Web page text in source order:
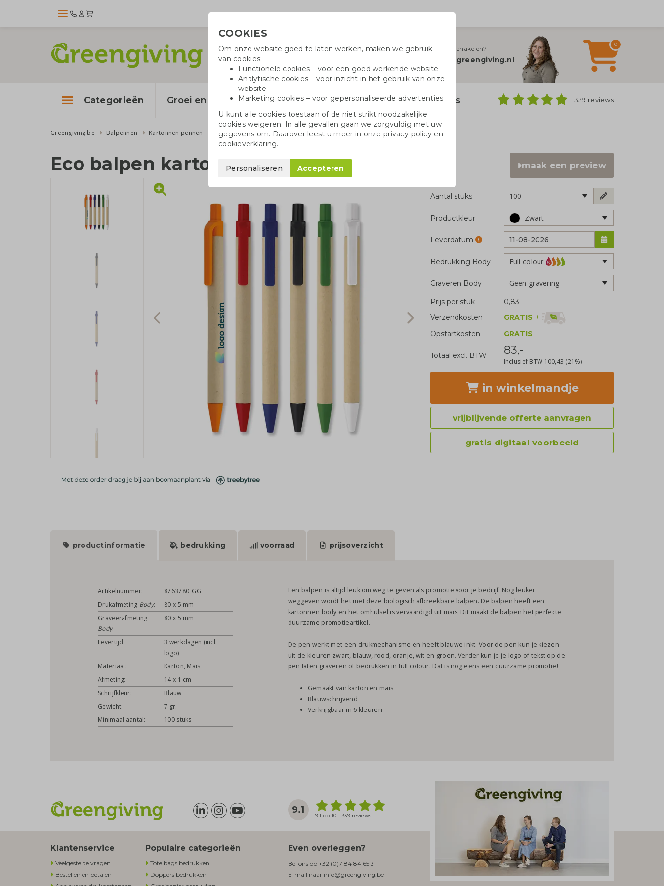
Hulplijn inschakelen?
info@greengiving.nl
0
Categorieën Groei en bloei Drinkflessen Balpennen Tote bags 339 reviews
Greengiving.be Balpennen Kartonnen pennen Eco balpen karton
Eco balpen karton maak een preview
Aantal stuks 100
Productkleur Zwart
Leverdatum
Bedrukking Body Full colour
Graveren Body Geen gravering
Prijs per stuk
0,83
Verzendkosten
GRATIS +
Opstartkosten
GRATIS
Totaal excl. BTW 83,-
Inclusief BTW 100,43 (21%)
in winkelmandje
vrijblijvende offerte aanvragen
gratis digitaal voorbeeld
productinformatie bedrukking voorraad prijsoverzicht
Artikelnummer:
8763780_GG
Drukafmeting Body:
80 x 5 mm
Graveerafmeting
Body:
80 x 5 mm
Levertijd:
3 werkdagen (incl.
logo)
Materiaal:
Karton, Maïs
Afmeting:
14 x 1 cm
Schrijfkleur:
Blauw
Gewicht:
7 gr.
Minimaal aantal:
100 stuks
Een balpen is altijd leuk om weg te geven als promotie voor je bedrijf. Nog leuker
weggeven wordt het met deze biologisch afbreekbare balpen. De balpen heeft een
kartonnen body en het omhulsel is vervaardigd uit maïs. Dit maakt de balpen het perfecte
duurzame promotieartikel.
De pen werkt met een drukmechanisme en heeft blauwe inkt. Voor de pen kun je kiezen
uit de kleuren zwart, blauw, rood, oranje, wit en groen. Verder kun je je logo of tekst op de
pen laten graveren of bedrukken in full colour. Dat is nog eens een duurzame promotie!
Gemaakt van karton en maïs
Blauwschrijvend
Verkrijgbaar in 6 kleuren
9.1
9.1 op 10 - 339 reviews
Klantenservice
Veelgestelde vragen
Bestellen en betalen
Populaire categorieën
Tote bags bedrukken
Doppers bedrukken
Even overleggen?
Bel ons op +32 (0)7 84 84 65 3
E-mail naar info@greengiving.be
COOKIES
Om onze website goed te laten werken, maken we gebruik
van cookies:
Functionele cookies – voor een goed werkende website
Analytische cookies – voor inzicht in het gebruik van onze
website
Marketing cookies – voor gepersonaliseerde advertenties
U kunt alle cookies toestaan of de niet strikt noodzakelijke
cookies weigeren. In alle gevallen gaan we zorgvuldig met uw
gegevens om. Daarover leest u meer in onzeprivacy-policyen
cookieverklaring.
Personaliseren Accepteren